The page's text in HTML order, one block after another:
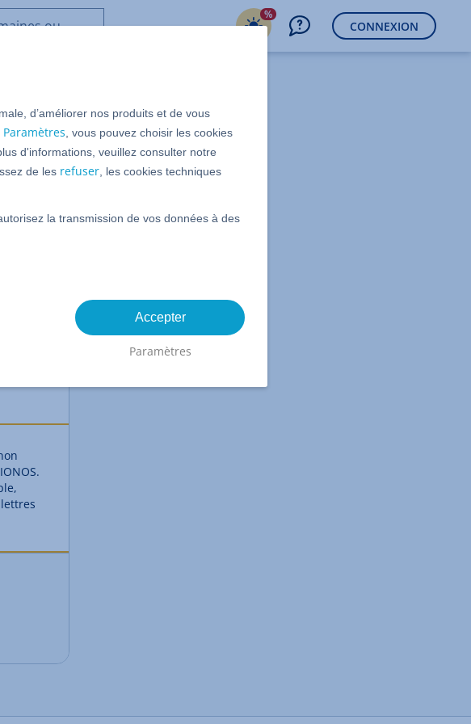
%
CONNEXION
qui
à
d’améliorer nos produits et de vous
Paramètres , vous pouvez choisir les cookies
d'informations, veuillez consulter notre
de les refuser , les cookies techniques
la transmission de vos données à des
Accepter
Paramètres